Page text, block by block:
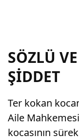
SÖZLÜ
ŞİDDET
Ter kokan
Aile
kocasının